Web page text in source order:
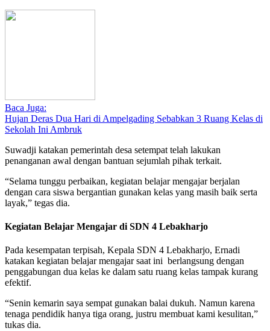
Baca Juga:
Hujan Deras Dua Hari di Ampelgading Sebabkan 3 Ruang Kelas di
Sekolah Ini Ambruk
Suwadji katakan pemerintah desa setempat telah lakukan
penanganan awal dengan bantuan sejumlah pihak terkait.
“Selama tunggu perbaikan, kegiatan belajar mengajar berjalan
dengan cara siswa bergantian gunakan kelas yang masih baik serta
layak,” tegas dia.
Kegiatan Belajar Mengajar di SDN 4 Lebakharjo
Pada kesempatan terpisah, Kepala SDN 4 Lebakharjo, Ernadi
katakan kegiatan belajar mengajar saat ini berlangsung dengan
penggabungan dua kelas ke dalam satu ruang kelas tampak kurang
efektif.
“Senin kemarin saya sempat gunakan balai dukuh. Namun karena
tenaga pendidik hanya tiga orang, justru membuat kami kesulitan,”
tukas dia.